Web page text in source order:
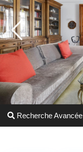
Recherche Avancée